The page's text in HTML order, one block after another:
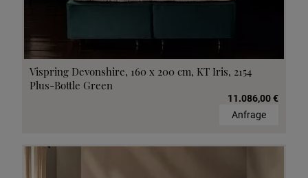
Vispring Devonshire, 160 x 200 cm, KT Iris, 2154
Plus-Bottle Green
11.086,00 €
Anfrage